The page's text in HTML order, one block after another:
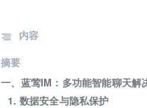
内容
摘要
一、蓝莺IM：多功能智能聊天解
1. 数据安全与隐私保护